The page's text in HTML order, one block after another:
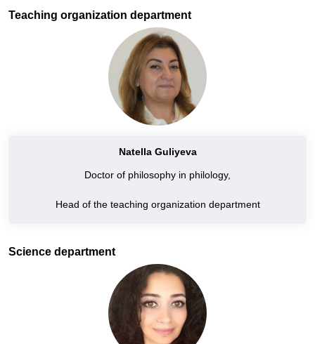
Teaching organization department
Natella Guliyeva
Doctor of philosophy in philology,
Head of the teaching organization department
Science department